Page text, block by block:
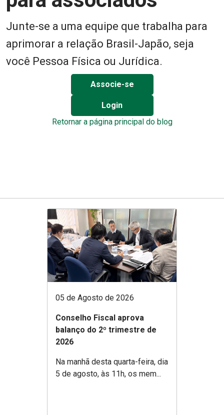
Junte-se a uma equipe que trabalha para
aprimorar a relação Brasil-Japão, seja
você Pessoa Física ou Jurídica.
Associe-se
Login
Retornar a página principal do blog
05 de Agosto de 2026
Conselho Fiscal aprova
balanço do 2º trimestre de
2026
Na manhã desta quarta-feira, dia
5 de agosto, às 11h, os mem...